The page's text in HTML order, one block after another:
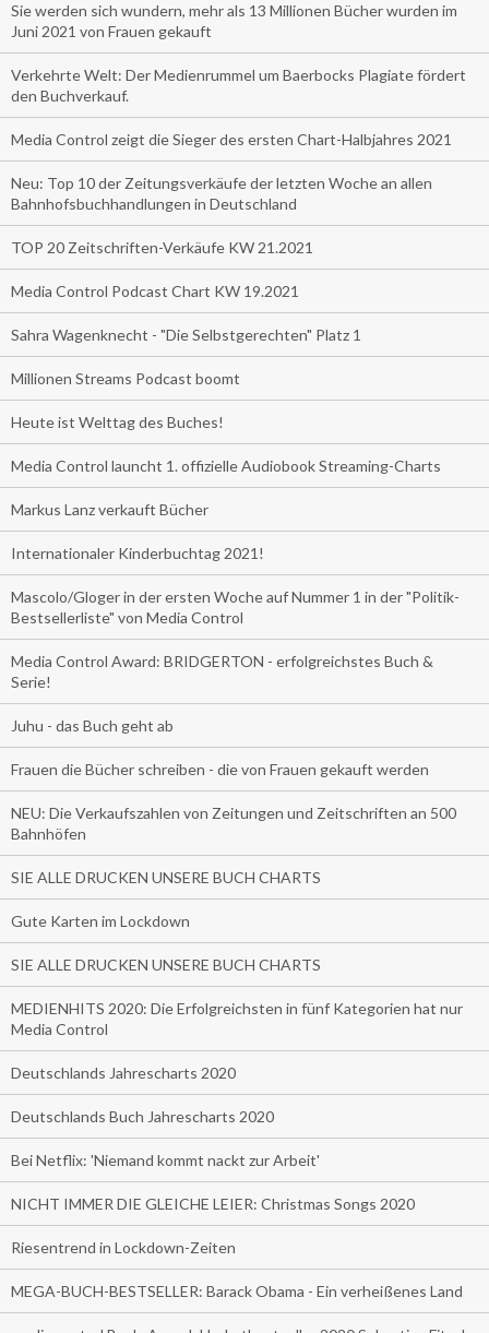
Sie werden sich wundern, mehr als 13 Millionen Bücher wurden im
Juni 2021 von Frauen gekauft
Verkehrte Welt: Der Medienrummel um Baerbocks Plagiate fördert
den Buchverkauf.
Media Control zeigt die Sieger des ersten Chart-Halbjahres 2021
Neu: Top 10 der Zeitungsverkäufe der letzten Woche an allen
Bahnhofsbuchhandlungen in Deutschland
TOP 20 Zeitschriften-Verkäufe KW 21.2021
Media Control Podcast Chart KW 19.2021
Sahra Wagenknecht - "Die Selbstgerechten" Platz 1
Millionen Streams Podcast boomt
Heute ist Welttag des Buches!
Media Control launcht 1. offizielle Audiobook Streaming-Charts
Markus Lanz verkauft Bücher
Internationaler Kinderbuchtag 2021!
Mascolo/Gloger in der ersten Woche auf Nummer 1 in der "Politik-
Bestsellerliste" von Media Control
Media Control Award: BRIDGERTON - erfolgreichstes Buch &
Serie!
Juhu - das Buch geht ab
Frauen die Bücher schreiben - die von Frauen gekauft werden
NEU: Die Verkaufszahlen von Zeitungen und Zeitschriften an 500
Bahnhöfen
SIE ALLE DRUCKEN UNSERE BUCH CHARTS
Gute Karten im Lockdown
SIE ALLE DRUCKEN UNSERE BUCH CHARTS
MEDIENHITS 2020: Die Erfolgreichsten in fünf Kategorien hat nur
Media Control
Deutschlands Jahrescharts 2020
Deutschlands Buch Jahrescharts 2020
Bei Netflix: 'Niemand kommt nackt zur Arbeit'
NICHT IMMER DIE GLEICHE LEIER: Christmas Songs 2020
Riesentrend in Lockdown-Zeiten
MEGA-BUCH-BESTSELLER: Barack Obama - Ein verheißenes Land